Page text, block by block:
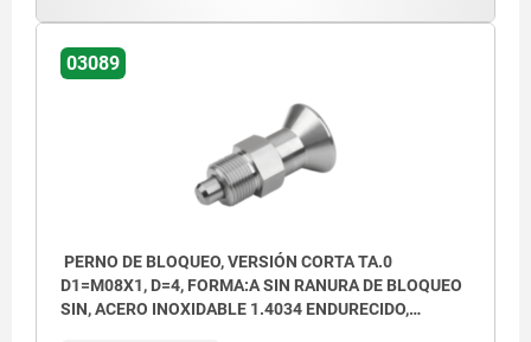
03089
PERNO DE BLOQUEO, VERSIÓN CORTA TA.0
D1=M08X1, D=4, FORMA:A SIN RANURA DE BLOQUEO
SIN, ACERO INOXIDABLE 1.4034 ENDURECIDO,